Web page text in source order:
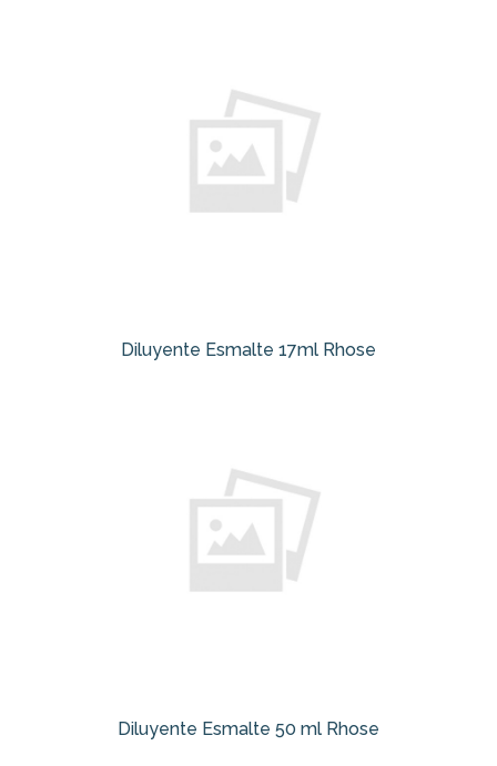
Diluyente Esmalte 17ml Rhose
Diluyente Esmalte 50 ml Rhose